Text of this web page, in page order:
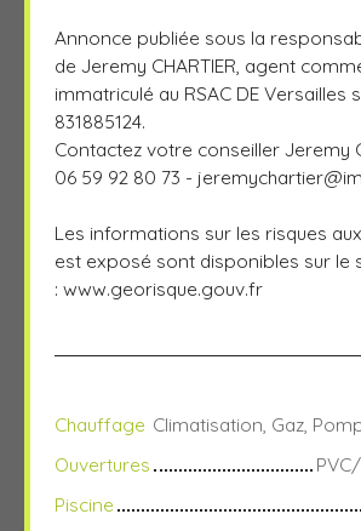
Annonce publiée sous la
de Jeremy CHARTIER, agent
immatriculé au RSAC DE Versailles
831885124.
Contactez votre conseiller Jeremy
06 59 92 80 73 -
Les informations sur les risques
est exposé sont disponibles sur le
: www.georisque.gouv.fr
Chauffage
Ouvertures
Piscine